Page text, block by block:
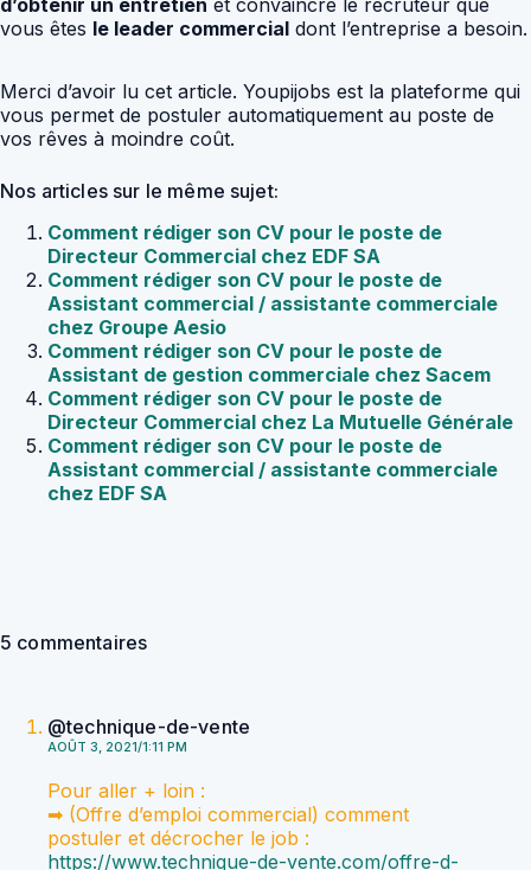
d’obtenir un entretien et convaincre le recruteur que
vous êtes le leader commercial dont l’entreprise a besoin.
Merci d’avoir lu cet article. Youpijobs est la plateforme qui
vous permet de postuler automatiquement au poste de
vos rêves à moindre coût.
Nos articles sur le même sujet:
Comment rédiger son CV pour le poste de
Directeur Commercial chez EDF SA
Comment rédiger son CV pour le poste de
Assistant commercial / assistante commerciale
chez Groupe Aesio
Comment rédiger son CV pour le poste de
Assistant de gestion commerciale chez Sacem
Comment rédiger son CV pour le poste de
Directeur Commercial chez La Mutuelle Générale
Comment rédiger son CV pour le poste de
Assistant commercial / assistante commerciale
chez EDF SA
5 commentaires
@technique-de-vente
AOÛT 3, 2021/1:11 PM
Pour aller + loin :
➡ (Offre d’emploi commercial) comment
postuler et décrocher le job :
https://www.technique-de-vente.com/offre-d-